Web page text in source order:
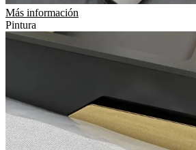
Más información
Pintura